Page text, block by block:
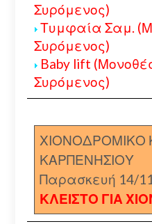
Συρόμενος)
Τυμφαία Σαμ.
Συρόμενος)
Baby lift
Συρόμενος)
ΧΙΟΝΟΔΡΟΜΙΚΟ
ΚΑΡΠΕΝΗΣΙΟΥ
Παρασκευή 14/
ΚΛΕΙΣΤΟ ΓΙΑ